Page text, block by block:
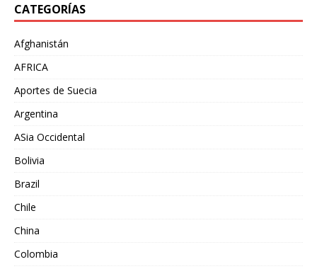
CATEGORÍAS
Afghanistán
AFRICA
Aportes de Suecia
Argentina
ASia Occidental
Bolivia
Brazil
Chile
China
Colombia